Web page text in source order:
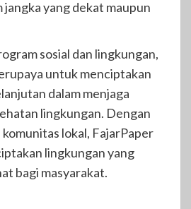
jangka yang dekat maupun
sosial dan lingkungan,
untuk menciptakan
dalam menjaga
lingkungan. Dengan
lokal, FajarPaper
lingkungan yang
bagi masyarakat.